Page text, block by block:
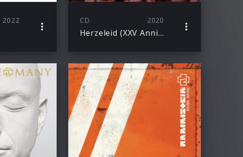
2022 CD 2020
Herzeleid (XXV Anniversary Edition – Remastered)